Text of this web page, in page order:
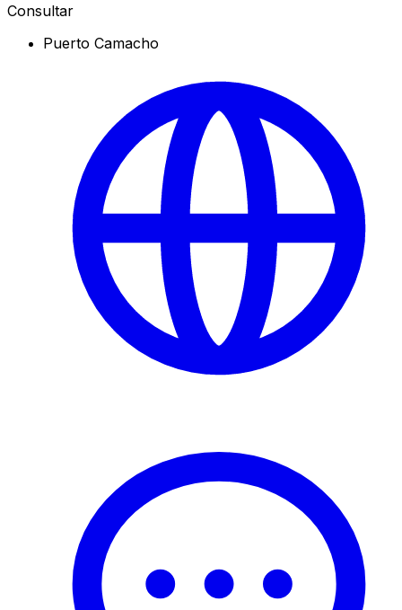
Consultar
Puerto Camacho